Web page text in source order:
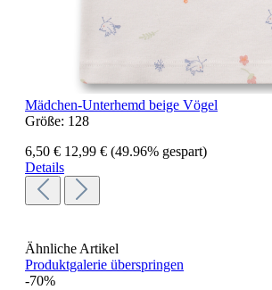
Mädchen-Unterhemd beige Vögel
Größe: 128
6,50 € 12,99 € (49.96% gespart)
Details
Ähnliche Artikel
Produktgalerie überspringen
-70%